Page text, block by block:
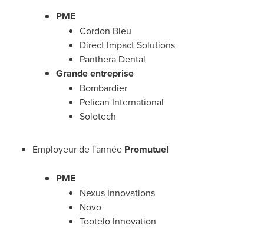
PME
Cordon Bleu
Direct Impact Solutions
Panthera Dental
Grande entreprise
Bombardier
Pelican International
Solotech
Employeur de l'année Promutuel
PME
Nexus Innovations
Novo
Tootelo Innovation